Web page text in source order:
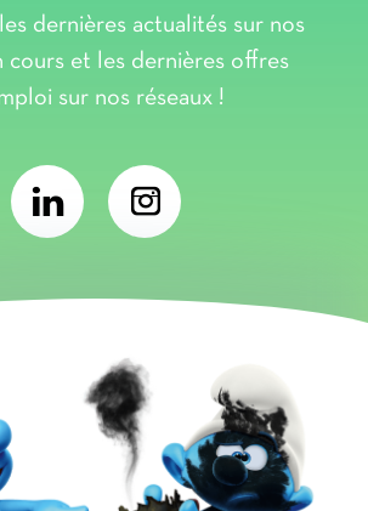
dernières actualités sur nos
cours et les dernières offres
sur nos réseaux !